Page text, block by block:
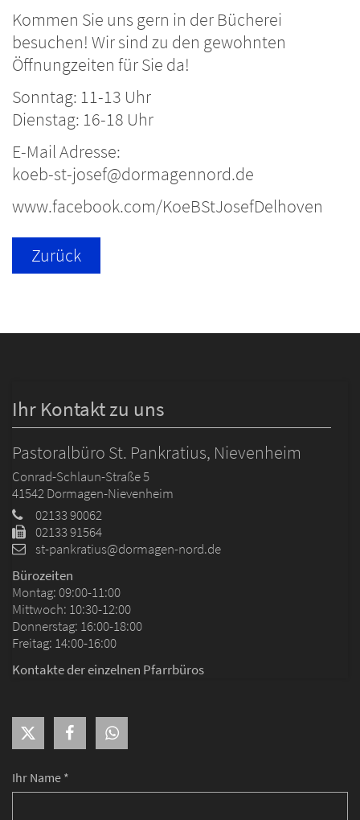
Kommen Sie uns gern in der Bücherei
besuchen! Wir sind zu den gewohnten
Öffnungzeiten für Sie da!
Sonntag: 11-13 Uhr
Dienstag: 16-18 Uhr
E-Mail Adresse:
koeb-st-josef@dormagennord.de
www.facebook.com/KoeBStJosefDelhoven
Zurück
Ihr Name *
Ihr Kontakt zu uns
Pastoralbüro St. Pankratius, Nievenheim
Conrad-Schlaun-Straße 5
41542Dormagen-Nievenheim
02133 90062
02133 91564
st-pankratius@dormagen-nord.de
Bürozeiten
Montag: 09:00-11:00
Mittwoch: 10:30-12:00
Donnerstag: 16:00-18:00
Freitag: 14:00-16:00
Kontakte der einzelnen Pfarrbüros